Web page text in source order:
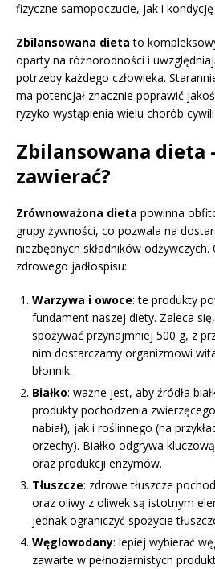
fizyczne samopoczucie, jak i kondycję
Zbilansowana dieta to
oparty na różnorodności i
potrzeby każdego człowieka.
ma potencjał znacznie poprawić
ryzyko wystąpienia wielu chorób
Zbilansowana dieta
zawierać?
Zrównoważona dieta powinna
grupy żywności, co pozwala na
niezbędnych składników
zdrowego jadłospisu:
Warzywa i owoce: te produkty
fundament naszej diety. Zaleca
spożywać przynajmniej 500 g, z
nim dostarczamy organizmowi
błonnik.
Białko: ważne jest, aby źródła
produkty pochodzenia
nabiał), jak i roślinnego (na
orzechy). Białko odgrywa
oraz produkcji enzymów.
Tłuszcze: zdrowe tłuszcze
oraz oliwy z oliwek są istotnym
jednak ograniczyć spożycie
Węglowodany: lepiej wybierać
zawarte w pełnoziarnistych